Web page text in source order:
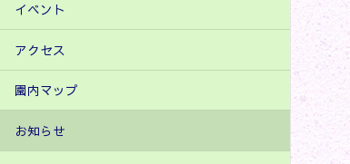
イベント
アクセス
園内マップ
お知らせ